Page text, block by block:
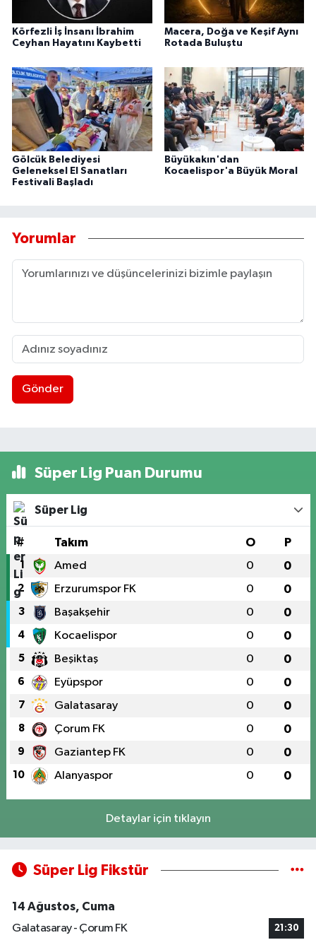
Körfezli İş İnsanı İbrahim
Ceyhan Hayatını Kaybetti
Macera, Doğa ve Keşif Aynı
Rotada Buluştu
Gölcük Belediyesi
Geleneksel El Sanatları
Festivali Başladı
Büyükakın'dan
Kocaelispor'a Büyük Moral
Yorumlar
Gönder
Süper Lig Puan Durumu
Süper Lig
# Takım O P
1 Amed 0 0
2 Erzurumspor FK 0 0
3 Başakşehir 0 0
4 Kocaelispor 0 0
5 Beşiktaş 0 0
6 Eyüpspor 0 0
7 Galatasaray 0 0
8 Çorum FK 0 0
9 Gaziantep FK 0 0
10 Alanyaspor 0 0
Detaylar için tıklayın
Süper Lig Fikstür
14 Ağustos, Cuma
Galatasaray - Çorum FK
21:30